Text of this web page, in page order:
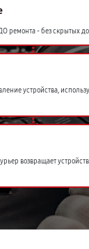
ремонта - без скрытых
устройства,
возвращает